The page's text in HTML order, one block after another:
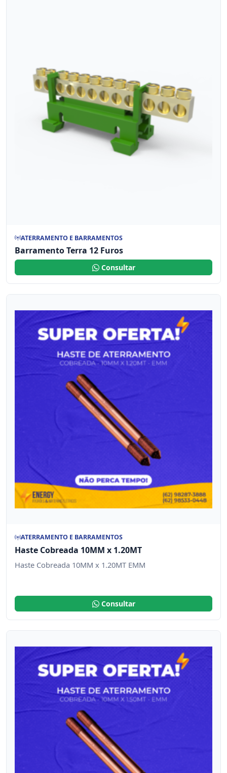
ATERRAMENTO E BARRAMENTOS
Barramento Terra 12 Furos
Consultar
ATERRAMENTO E BARRAMENTOS
Haste Cobreada 10MM x 1.20MT
Haste Cobreada 10MM x 1.20MT EMM
Consultar